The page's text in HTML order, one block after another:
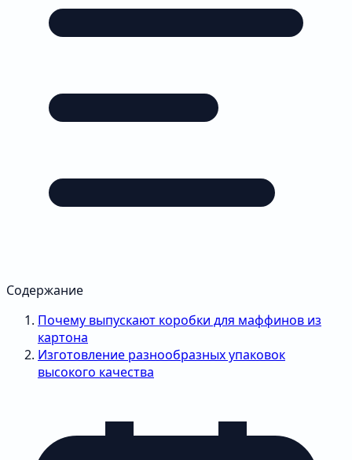
Содержание
Почему выпускают коробки для маффинов из
картона
Изготовление разнообразных упаковок
высокого качества